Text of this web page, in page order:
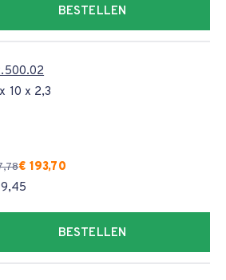
BESTELLEN
10 x 2,3
€ 193,70
BESTELLEN